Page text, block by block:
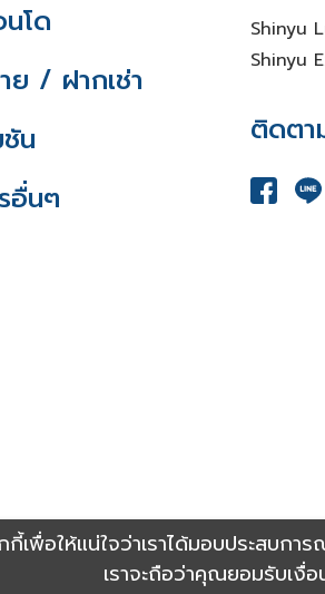
นโด
ย / ฝากเช่า
น
อื่นๆ
Shinyu
Shinyu
ติดตา
2021 Shinyu Real Estate Co.,Ltd. All rights
กี้เพื่อให้แน่ใจว่าเราได้มอบประสบ
เราจะถือว่าคุณยอมรับเงื่